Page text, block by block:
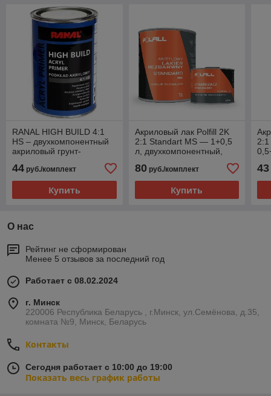
RANAL HIGH BUILD 4:1
HS – двухкомпонентный
акриловый грунт-
наполнитель, ЧЕРНЫЙ,
0.8 л + 0.2 л отвердитель
44 руб./комплект
Купить
Акриловый лак Polfill 2K
2:1 Standart MS — 1+0,5
л, двухкомпонентный,
80руб./комплект
Купить
43
О нас
Рейтинг не сформирован
Менее 5 отзывов за последний год
Работает с 08.02.2024
г. Минск
220006 Республика Беларусь , г.Минск, ул.Семёнова, д.35,
комната №9, Минск, Беларусь
Контакты
Сегодня работает с 10:00 до 19:00
Показать весь график работы